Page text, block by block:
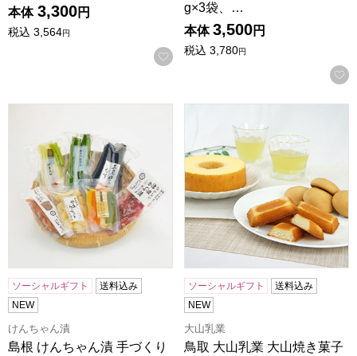
本体 3,300円
税込 3,564円
お気に入りに登録する
g×3袋、…
本体 3,500円
税込 3,780円
ソーシャルギフト
送料込み
NEW
けんちゃん漬
島根 けんちゃん漬 手づくり
ソーシャルギフト
送料込み
NEW
大山乳業
鳥取 大山乳業 大山焼き菓子